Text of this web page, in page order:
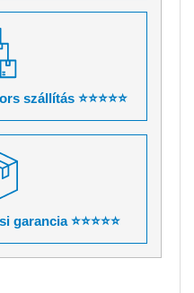
szállítás ⭐⭐⭐⭐⭐
⭐⭐⭐⭐⭐